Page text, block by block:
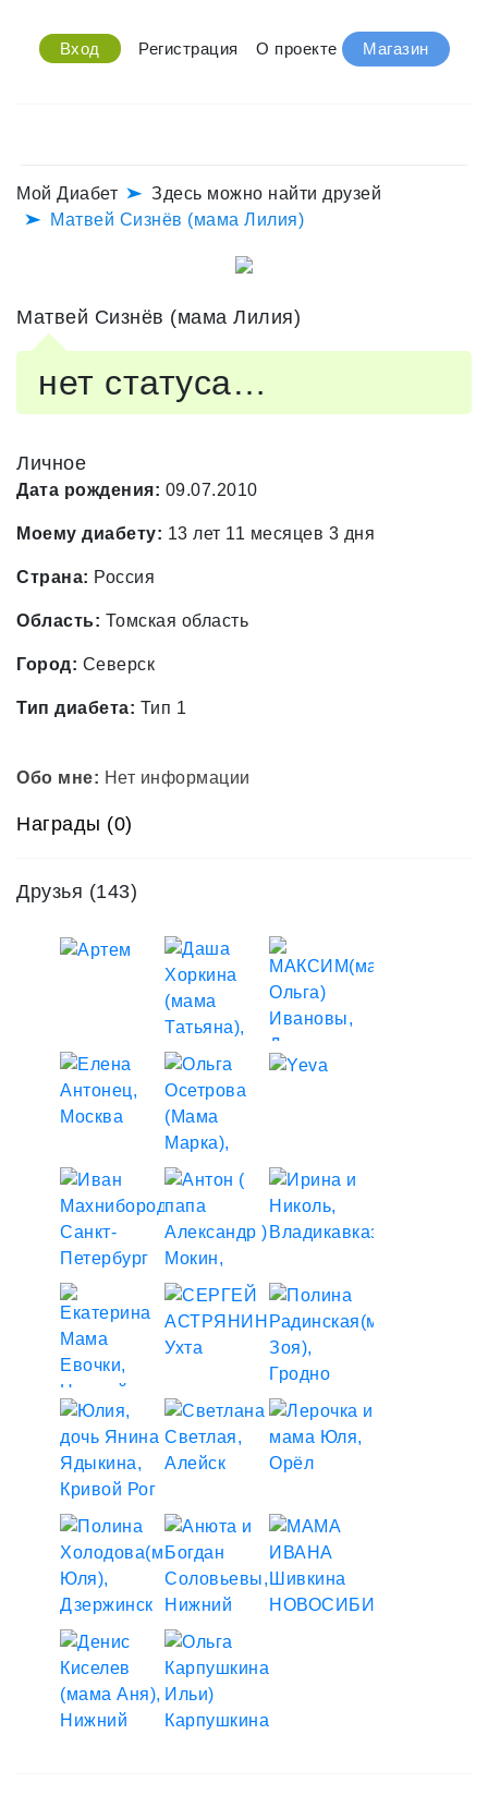
Вход Регистрация О проекте Магазин
Мой Диабет
Здесь можно найти друзей
Матвей Сизнёв (мама Лилия)
Матвей Сизнёв (мама Лилия)
нет статуса…
Личное
Дата рождения: 09.07.2010
Моему диабету: 13 лет 11 месяцев 3 дня
Страна: Россия
Область: Томская область
Город: Северск
Тип диабета: Тип 1
Обо мне: Нет информации
Награды (0)
Друзья (143)